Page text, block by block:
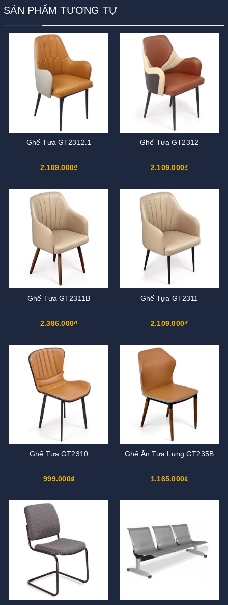
SẢN PHẨM TƯƠNG TỰ
Ghế Tựa GT2312.1
2.109.000₫
Ghế Tựa GT2312
2.109.000₫
Ghế Tựa GT2311B
2.386.000₫
Ghế Tựa GT2311
2.109.000₫
Ghế Tựa GT2310
999.000₫
Ghế Ăn Tựa Lưng GT235B
1.165.000₫